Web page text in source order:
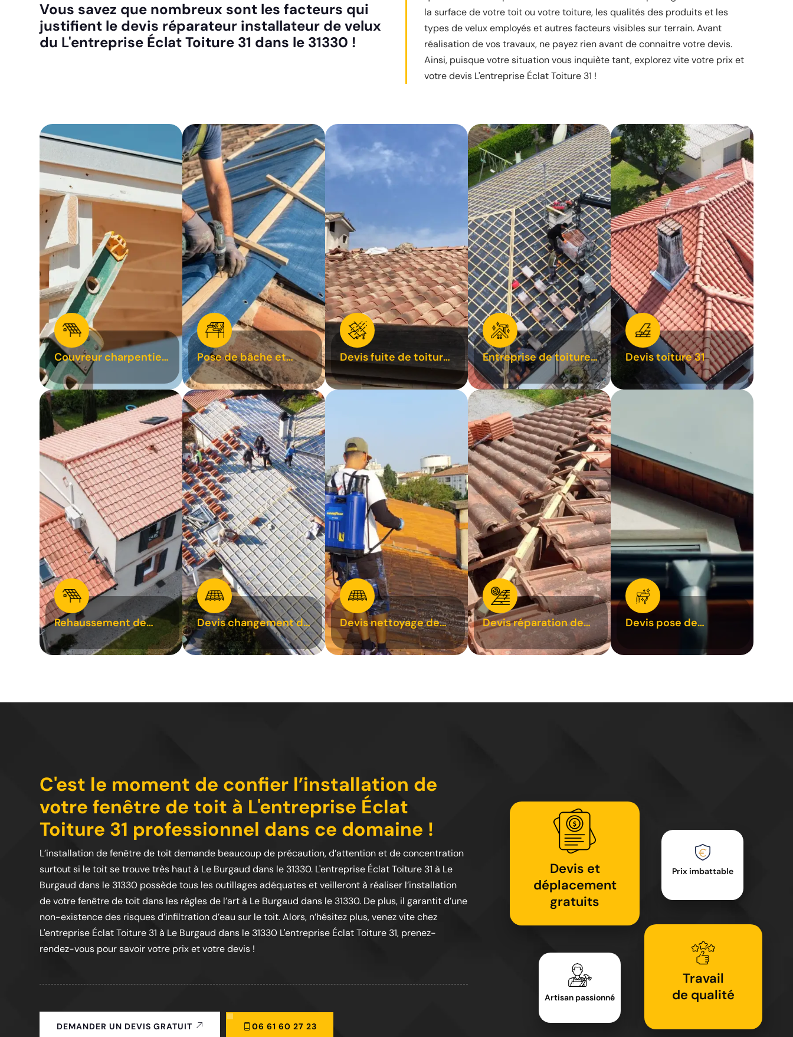
Vous savez que nombreux sont les facteurs qui
justifient le devis réparateur installateur de velux
du L'entreprise Éclat Toiture 31 dans le 31330 !
la surface de votre toit ou votre toiture, les qualités des produits et les
types de velux employés et autres facteurs visibles sur terrain. Avant
réalisation de vos travaux, ne payez rien avant de connaitre votre devis.
Ainsi, puisque votre situation vous inquiète tant, explorez vite votre prix et
votre devis L'entreprise Éclat Toiture 31 !
Couvreur charpentier
31
Pose de bâche et
bâchage de toiture 31
Devis fuite de toiture
31
Entreprise de toiture
31
Devis toiture 31
Rehaussement de
toiture 31
Devis changement de
tuile 31
Devis nettoyage de
toiture 31
Devis réparation de
toiture 31
Devis pose de
C'est le moment de confier l’installation de
votre fenêtre de toit à L'entreprise Éclat
Toiture 31 professionnel dans ce domaine !
L’installation de fenêtre de toit demande beaucoup de précaution, d’attention et de concentration
surtout si le toit se trouve très haut à Le Burgaud dans le 31330. L'entreprise Éclat Toiture 31 à Le
Burgaud dans le 31330 possède tous les outillages adéquates et veilleront à réaliser l’installation
de votre fenêtre de toit dans les règles de l’art à Le Burgaud dans le 31330. De plus, il garantit d’une
non-existence des risques d’infiltration d’eau sur le toit. Alors, n’hésitez plus, venez vite chez
L'entreprise Éclat Toiture 31 à Le Burgaud dans le 31330 L'entreprise Éclat Toiture 31, prenez-
rendez-vous pour savoir votre prix et votre devis !
Devis et
déplacement
gratuits
Artisan passionné
Prix imbattable
Travail
de qualité
DEMANDER UN DEVIS GRATUIT 06 61 60 27 23